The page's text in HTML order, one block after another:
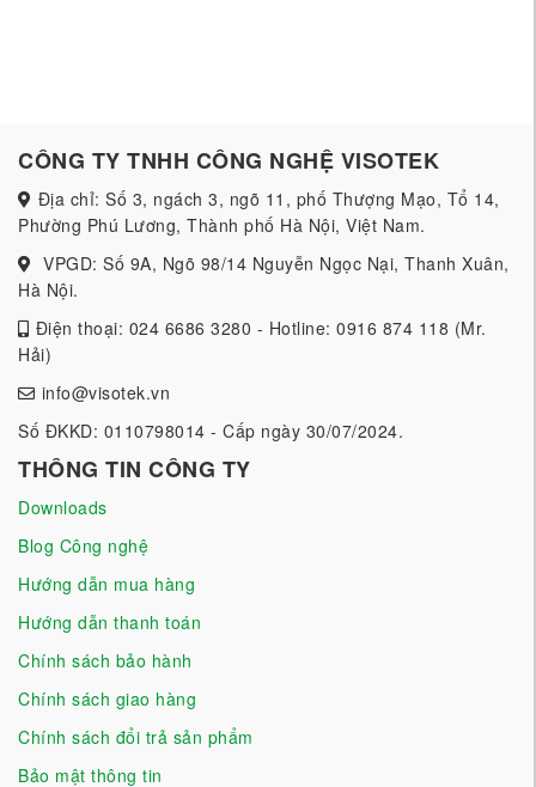
CÔNG TY TNHH CÔNG NGHỆ VISOTEK
Địa chỉ: Số 3, ngách 3, ngõ 11, phố Thượng Mạo, Tổ 14,
Phường Phú Lương, Thành phố Hà Nội, Việt Nam.
VPGD: Số 9A, Ngõ 98/14 Nguyễn Ngọc Nại, Thanh Xuân,
Hà Nội.
Điện thoại: 024 6686 3280 - Hotline: 0916 874 118 (Mr.
Hải)
info@visotek.vn
Số ĐKKD: 0110798014 - Cấp ngày 30/07/2024.
THÔNG TIN CÔNG TY
Downloads
Blog Công nghệ
Hướng dẫn mua hàng
Hướng dẫn thanh toán
Chính sách bảo hành
Chính sách giao hàng
Chính sách đổi trả sản phẩm
Bảo mật thông tin